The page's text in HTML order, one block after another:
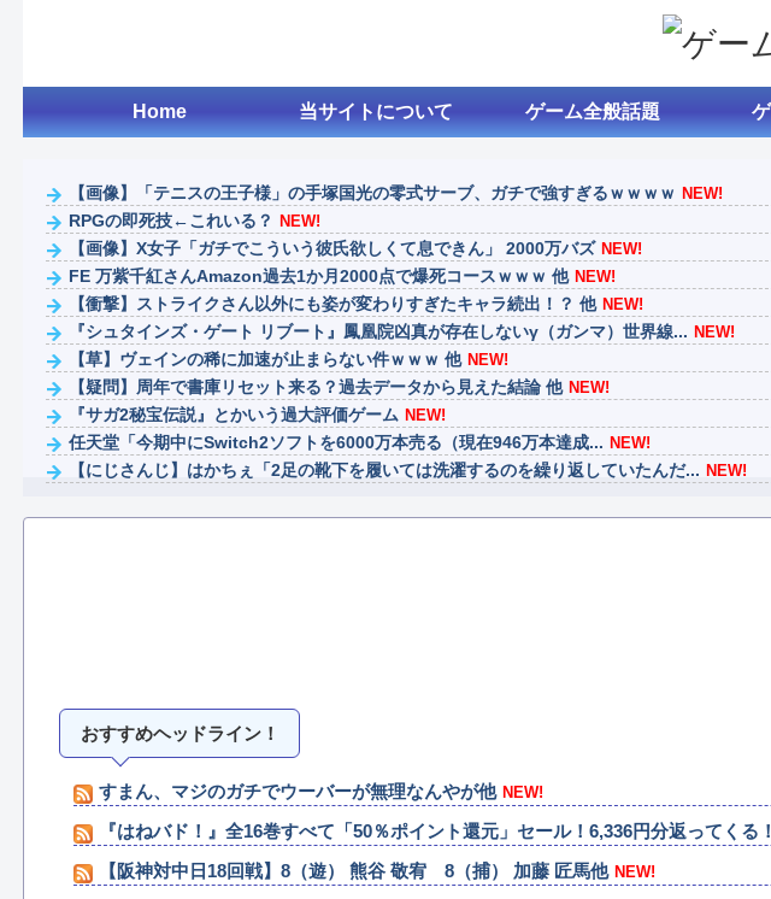
Home 当サイトについて ゲーム全般話題
【画像】「テニスの王子様」の手塚国光の零式サーブ、ガチで強すぎるｗｗｗｗ NEW!
RPGの即死技←これいる？ NEW!
【画像】X女子「ガチでこういう彼氏欲しくて息できん」 2000万バズ NEW!
FE 万紫千紅さんAmazon過去1か月2000点で爆死コースｗｗｗ 他 NEW!
【衝撃】ストライクさん以外にも姿が変わりすぎたキャラ続出！？ 他 NEW!
『シュタインズ・ゲート リブート』鳳凰院凶真が存在しないγ（ガンマ）世界線... NEW!
【草】ヴェインの稀に加速が止まらない件ｗｗｗ 他 NEW!
【疑問】周年で書庫リセット来る？過去データから見えた結論 他 NEW!
『サガ2秘宝伝説』とかいう過大評価ゲーム NEW!
任天堂「今期中にSwitch2ソフトを6000万本売る（現在946万本達成... NEW!
【にじさんじ】はかちぇ「2足の靴下を履いては洗濯するのを繰り返していたんだ... NEW!
おすすめヘッドライン！
すまん、マジのガチでウーバーが無理なんやが他 NEW!
『はねバド！』全16巻すべて「50％ポイント還元」セール！6,336円分返ってくる
【阪神対中日18回戦】8（遊） 熊谷 敬宥 8（捕） 加藤 匠馬他 NEW!